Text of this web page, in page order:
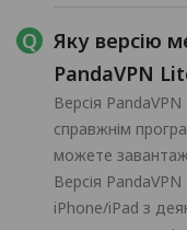
Яку версію
PandaVPN
Версія
справжнім
можете
Версія
iPhone/iPad з